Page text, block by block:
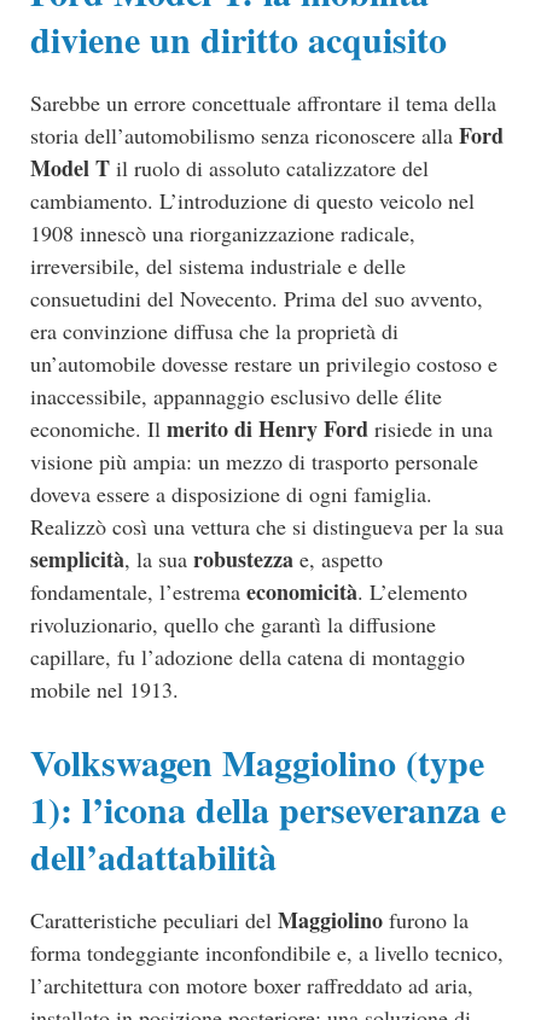
diviene un diritto acquisito
Sarebbe un errore concettuale affrontare il tema della
storia dell’automobilismo senza riconoscere alla Ford
Model T il ruolo di assoluto catalizzatore del
cambiamento. L’introduzione di questo veicolo nel
1908 innescò una riorganizzazione radicale,
irreversibile, del sistema industriale e delle
consuetudini del Novecento. Prima del suo avvento,
era convinzione diffusa che la proprietà di
un’automobile dovesse restare un privilegio costoso e
inaccessibile, appannaggio esclusivo delle élite
economiche. Il merito di Henry Ford risiede in una
visione più ampia: un mezzo di trasporto personale
doveva essere a disposizione di ogni famiglia.
Realizzò così una vettura che si distingueva per la sua
semplicità, la sua robustezza e, aspetto
fondamentale, l’estrema economicità. L’elemento
rivoluzionario, quello che garantì la diffusione
capillare, fu l’adozione della catena di montaggio
mobile nel 1913.
Volkswagen Maggiolino (type
1): l’icona della perseveranza e
dell’adattabilità
Caratteristiche peculiari del Maggiolino furono la
forma tondeggiante inconfondibile e, a livello tecnico,
l’architettura con motore boxer raffreddato ad aria,